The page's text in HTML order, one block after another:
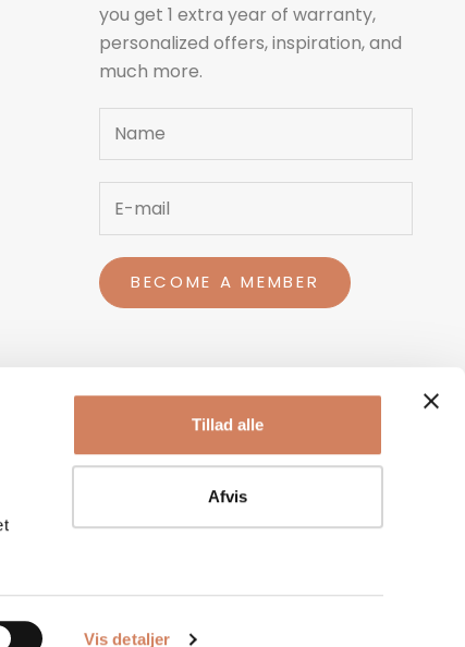
Vis detaljer
Tillad alle
Afvis
you get 1 extra year of warranty,
personalized offers, inspiration, and
much more.
BECOME A MEMBER